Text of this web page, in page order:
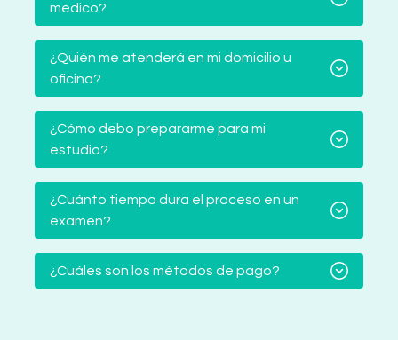
médico?
¿Quién me atenderá en mi domicilio u
oficina?
¿Cómo debo prepararme para mi
estudio?
¿Cuánto tiempo dura el proceso en un
examen?
¿Cuáles son los métodos de pago?